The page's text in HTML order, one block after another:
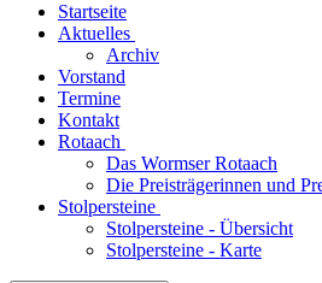
Startseite
Aktuelles
Archiv
Vorstand
Termine
Kontakt
Rotaach
Das Wormser Rotaach
Die Preisträgerinnen und
Stolpersteine
Stolpersteine - Übersicht
Stolpersteine - Karte